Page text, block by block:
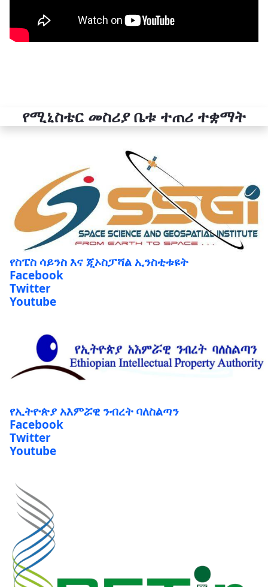
የሚኒስቴር መስሪያ ቤቱ ተጠሪ ተቋማት
የስፔስ ሳይንስ እና ጂኦስፓሻል ኢንስቲቱዩት
Facebook
Twitter
Youtube
የኢትዮጵያ አእምሯዊ ንብረት ባለስልጣን
Facebook
Twitter
Youtube